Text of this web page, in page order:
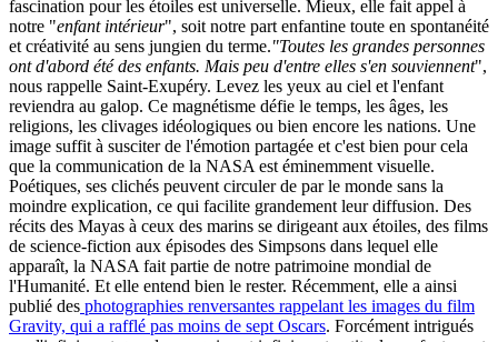
fascination pour les étoiles est universelle. Mieux, elle fait appel à
notre "enfant intérieur", soit notre part enfantine toute en spontanéité
et créativité au sens jungien du terme."Toutes les grandes personnes
ont d'abord été des enfants. Mais peu d'entre elles s'en souviennent",
nous rappelle Saint-Exupéry. Levez les yeux au ciel et l'enfant
reviendra au galop. Ce magnétisme défie le temps, les âges, les
religions, les clivages idéologiques ou bien encore les nations. Une
image suffit à susciter de l'émotion partagée et c'est bien pour cela
que la communication de la NASA est éminemment visuelle.
Poétiques, ses clichés peuvent circuler de par le monde sans la
moindre explication, ce qui facilite grandement leur diffusion. Des
récits des Mayas à ceux des marins se dirigeant aux étoiles, des films
de science-fiction aux épisodes des Simpsons dans lequel elle
apparaît, la NASA fait partie de notre patrimoine mondial de
l'Humanité. Et elle entend bien le rester. Récemment, elle a ainsi
publié des photographies renversantes rappelant les images du film
Gravity, qui a rafflé pas moins de sept Oscars. Forcément intrigués